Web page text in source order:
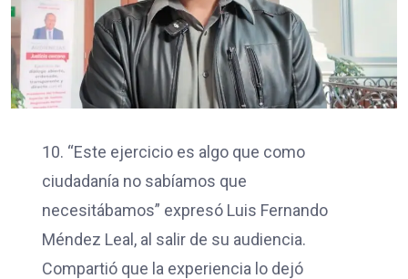
10. “Este ejercicio es algo que como
ciudadanía no sabíamos que
necesitábamos” expresó Luis Fernando
Méndez Leal, al salir de su audiencia.
Compartió que la experiencia lo dejó